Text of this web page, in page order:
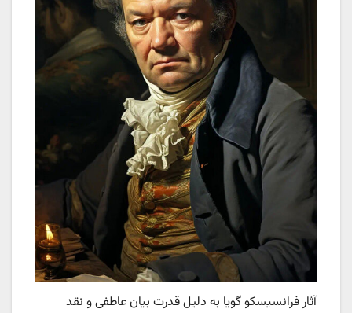
آثار فرانسیسکو گویا به دلیل قدرت بیان عاطفی و نقد